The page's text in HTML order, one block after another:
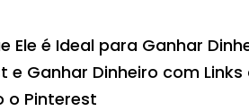
Ele é Ideal para Ganhar
e Ganhar Dinheiro com
o Pinterest